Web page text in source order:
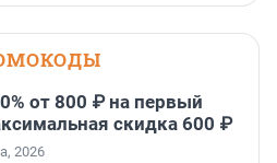
от 800 ₽ на первый
скидка 600 ₽
2026